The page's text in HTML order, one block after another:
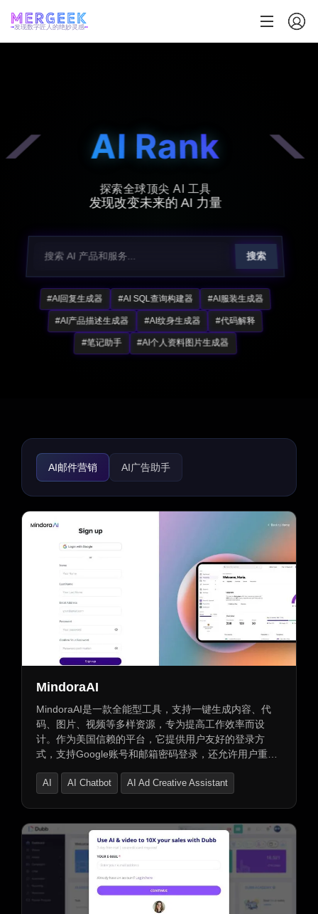
发现数字匠人的绝妙灵感
AI Rank
探索全球顶尖 AI 工具
发现改变未来的 AI 力量
搜索
#AI回复生成器 #AI SQL查询构建器 #AI服装生成器
#AI产品描述生成器 #AI纹身生成器 #代码解释
#笔记助手 #AI个人资料图片生成器
AI广告助手
AI Instagram助手 AI Twitter助手
AI YouTube助手
AI客户服务助手 AI播客助手 AI回复助手
AI SEO助手 个人资料链接
AI社交媒体助手 AI话题标签助手
AI内容再利用助手
AI客户关系管理（CRM）助手
AI广告创意助手 AI广告生成器
营销计划生成器 数字营销生成器
AI邮件助手 AI邮件生成器
AI邮件营销
AI回复生成器
AI潜在客户生成
MindoraAI
MindoraAI是一款全能型工具，支持一键生成内容、代
码、图片、视频等多样资源，专为提高工作效率而设
计。作为美国信赖的平台，它提供用户友好的登录方
式，支持Google账号和邮箱密码登录，还允许用户重置
AI AI Chatbot AI Ad Creative Assistant